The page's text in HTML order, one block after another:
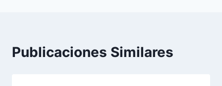
Publicaciones Similares